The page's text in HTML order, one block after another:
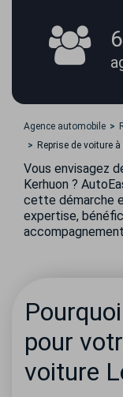
Agence automobile
Reprise de voiture
Vous envisagez
Kerhuon ?
cette démarche
expertise,
pour
voiture